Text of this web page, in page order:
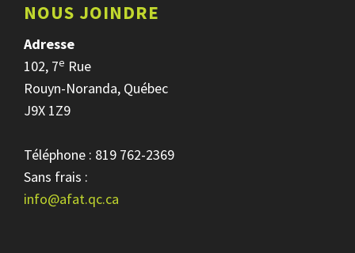
NOUS JOINDRE
Adresse
102, 7e Rue
Rouyn-Noranda, Québec
J9X 1Z9
Téléphone : 819 762-2369
Sans frais :
info@afat.qc.ca